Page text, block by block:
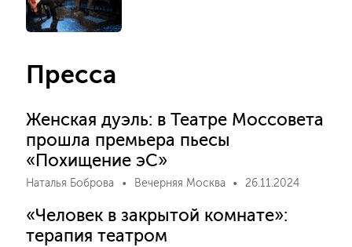
Пресса
Женская дуэль: в Театре Моссовета
прошла премьера пьесы
«Похищение эС»
Наталья Боброва Вечерняя Москва 26.11.2024
«Человек в закрытой комнате»:
терапия театром